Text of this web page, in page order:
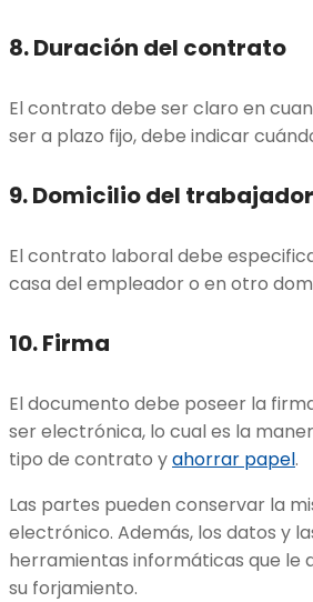
8. Duración del contrato
El contrato debe ser claro en
ser a plazo fijo, debe indicar
9. Domicilio del trabajador
El contrato laboral debe
casa del empleador o en otro
10. Firma
El documento debe poseer la
ser electrónica, lo cual es la
tipo de contrato yahorrar papel.
Las partes pueden conservar la
electrónico. Además, los datos y
herramientas informáticas que le
su forjamiento.